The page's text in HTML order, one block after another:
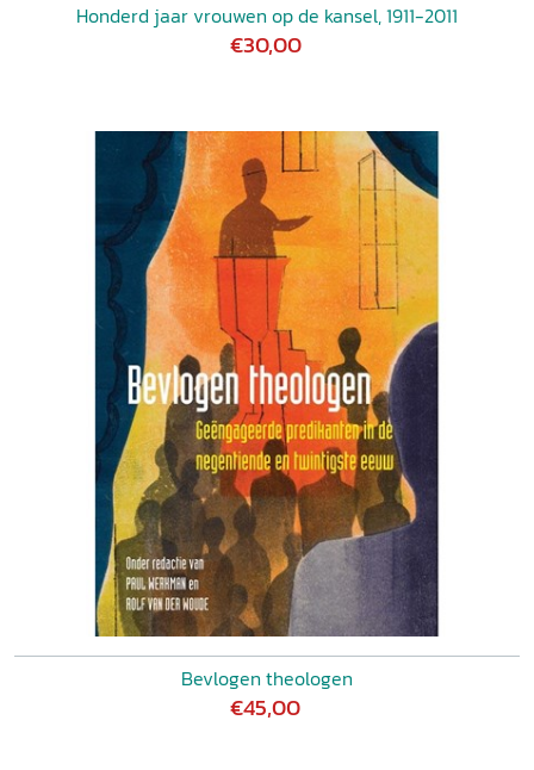
Honderd jaar vrouwen op de kansel, 1911-2011
€30,00
Bevlogen theologen
€45,00